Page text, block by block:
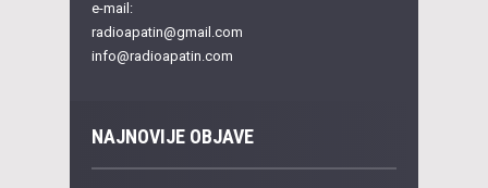
e-mail:
radioapatin@gmail.com
info@radioapatin.com
NAJNOVIJE OBJAVE